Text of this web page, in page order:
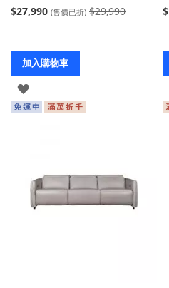
$27,990 (售價已折) $29,990
加入購物車
登
入